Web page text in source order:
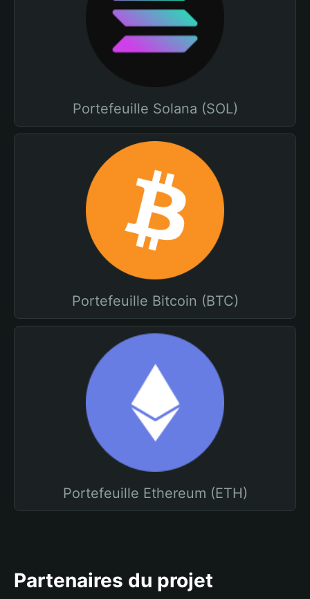
Portefeuille Solana (SOL)
Portefeuille Bitcoin (BTC)
Portefeuille Ethereum (ETH)
Partenaires du projet